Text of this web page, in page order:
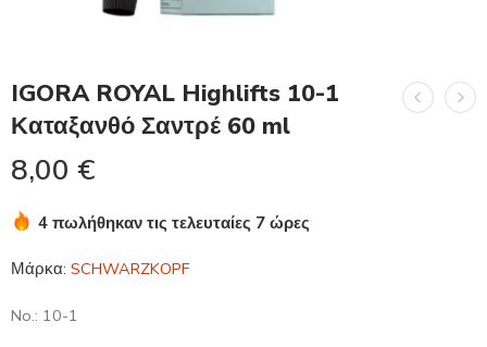
IGORA ROYAL Highlifts 10-1
Καταξανθό Σαντρέ 60 ml
8,00 €
4 πωλήθηκαν τις τελευταίες 7 ώρες
Μάρκα: SCHWARZKOPF
No.: 10-1